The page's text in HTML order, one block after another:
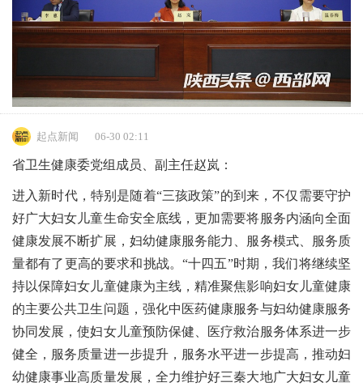
起点新闻 06-30 02:11
省卫生健康委党组成员、副主任赵岚：
进入新时代，特别是随着“三孩政策”的到来，不仅需要守护
好广大妇女儿童生命安全底线，更加需要将服务内涵向全面
健康发展不断扩展，妇幼健康服务能力、服务模式、服务质
量都有了更高的要求和挑战。“十四五”时期，我们将继续坚
持以保障妇女儿童健康为主线，精准聚焦影响妇女儿童健康
的主要公共卫生问题，强化中医药健康服务与妇幼健康服务
协同发展，使妇女儿童预防保健、医疗救治服务体系进一步
健全，服务质量进一步提升，服务水平进一步提高，推动妇
幼健康事业高质量发展，全力维护好三秦大地广大妇女儿童